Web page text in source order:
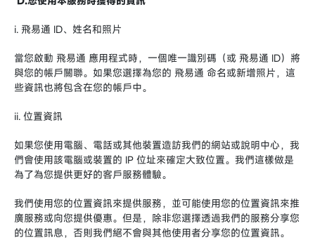
i. 飛易通 ID、姓名和照片
當您啟動 飛易通 應用程式時，一個唯一識別碼（或 飛易通 ID）將
與您的帳戶關聯。如果您選擇為您的 飛易通 命名或新增照片，這
些資訊也將包含在您的帳戶中。
ii. 位置資訊
如果您使用電腦、電話或其他裝置造訪我們的網站或說明中心，我
們會使用該電腦或裝置的 IP 位址來確定大致位置。我們這樣做是
為了為您提供更好的客戶服務體驗。
我們使用您的位置資訊來提供服務，並可能使用您的位置資訊來推
廣服務或向您提供優惠。但是，除非您選擇透過我們的服務分享您
的位置訊息，否則我們絕不會與其他使用者分享您的位置資訊。